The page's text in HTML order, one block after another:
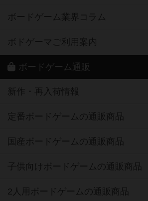
ボードゲーム業界コラム
ボドゲーマご利用案内
ボードゲーム通販
新作・再入荷情報
定番ボードゲームの通販商品
国産ボードゲームの通販商品
子供向けボードゲームの通販商品
2人用ボードゲームの通販商品